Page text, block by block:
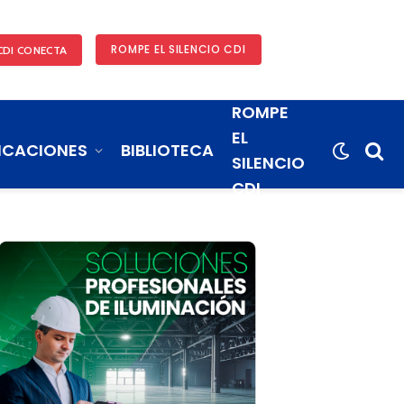
CONECTA ROMPE EL SILENCIO CDI
BIBLIOTECA
ROMPE
EL
SILENCIO
CDI